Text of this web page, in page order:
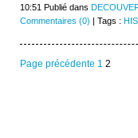
10:51 Publié dans
Commentaires (0) | Tags :
Page précédente 1 2